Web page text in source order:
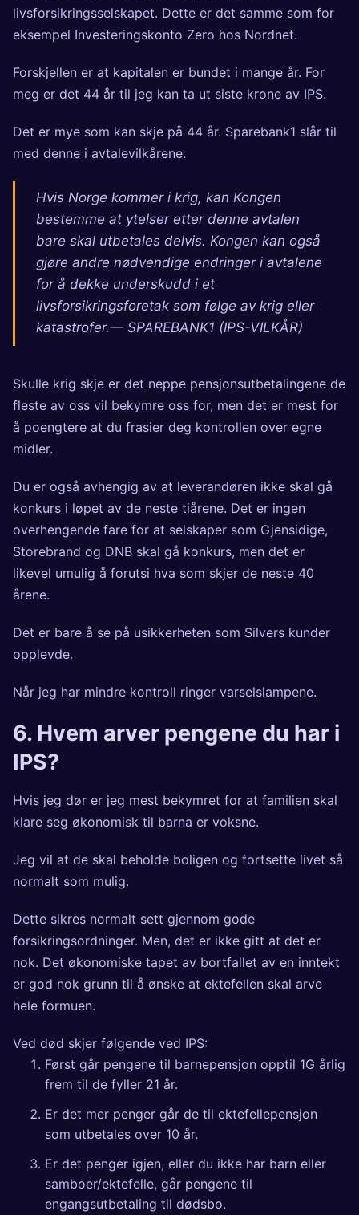
livsforsikringsselskapet. Dette er det samme som for
eksempel Investeringskonto Zero hos Nordnet.
Forskjellen er at kapitalen er bundet i mange år. For
meg er det 44 år til jeg kan ta ut siste krone av IPS.
Det er mye som kan skje på 44 år. Sparebank1 slår til
med denne i avtalevilkårene.
Hvis Norge kommer i krig, kan Kongen
bestemme at ytelser etter denne avtalen
bare skal utbetales delvis. Kongen kan også
gjøre andre nødvendige endringer i avtalene
for å dekke underskudd i et
livsforsikringsforetak som følge av krig eller
katastrofer.— SPAREBANK1 (IPS-VILKÅR)
Skulle krig skje er det neppe pensjonsutbetalingene de
fleste av oss vil bekymre oss for, men det er mest for
å poengtere at du frasier deg kontrollen over egne
midler.
Du er også avhengig av at leverandøren ikke skal gå
konkurs i løpet av de neste tiårene. Det er ingen
overhengende fare for at selskaper som Gjensidige,
Storebrand og DNB skal gå konkurs, men det er
likevel umulig å forutsi hva som skjer de neste 40
årene.
Det er bare å se på usikkerheten som Silvers kunder
opplevde.
Når jeg har mindre kontroll ringer varselslampene.
6. Hvem arver pengene du har i
IPS?
Hvis jeg dør er jeg mest bekymret for at familien skal
klare seg økonomisk til barna er voksne.
Jeg vil at de skal beholde boligen og fortsette livet så
normalt som mulig.
Dette sikres normalt sett gjennom gode
forsikringsordninger. Men, det er ikke gitt at det er
nok. Det økonomiske tapet av bortfallet av en inntekt
er god nok grunn til å ønske at ektefellen skal arve
hele formuen.
Ved død skjer følgende ved IPS:
Først går pengene til barnepensjon opptil 1G årlig
frem til de fyller 21 år.
Er det mer penger går de til ektefellepensjon
som utbetales over 10 år.
Er det penger igjen, eller du ikke har barn eller
samboer/ektefelle, går pengene til
engangsutbetaling til dødsbo.